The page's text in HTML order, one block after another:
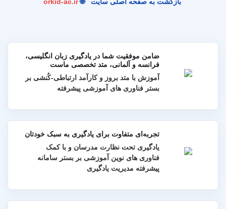
ضامن موفقیت شما در یادگیری زبان انگلیسی،
فرانسه و آلمانی، متد تخصصی ماست
آموزش با متد بروز و کارآمد ارتباطی-کُنشی بر
بستر فناوری های آموزشی پیشرفته
تجربه‌ای متفاوت برای یادگیری به سبک خودتان
یادگیری تحت نظارت مدرسان و با کمک
فناوری های نوین آموزشی بر بستر سامانه
پیشرفته مدیریت یادگیری